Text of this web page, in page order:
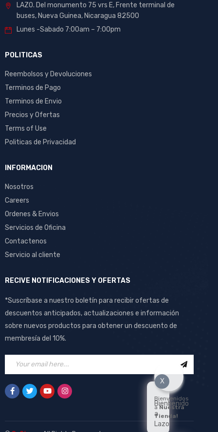
LAZO. Del monumento 75 vrs E, Frente terminal de
buses, Nueva Guinea, Nicaragua 82500
Lunes -Sabado 7:00am – 7:00pm
POLITICAS
Reembolsos y Devoluciones
Terminos de Pago
Terminos de Envio
Precios y Ofertas
Terms of Use
Politicas de Privacidad
INFORMACION
Nosotros
Careers
Ordenes & Envios
Servicios de Oficina
Contactenos
Servicio al cliente
RECIVE NOTIFICACIONES Y OFERTAS
*Suscríbase a nuestro boletín para recibir ofertas de
descuentos anticipados, actualizaciones e información
sobre nuevos productos para obtener un descuento de
membresía del 10%.
X
Bienvenidos
aNuestra
Tienda!
Bienbenido
a
Lazo